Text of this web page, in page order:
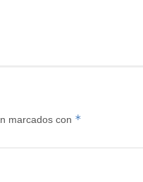
marcados con *